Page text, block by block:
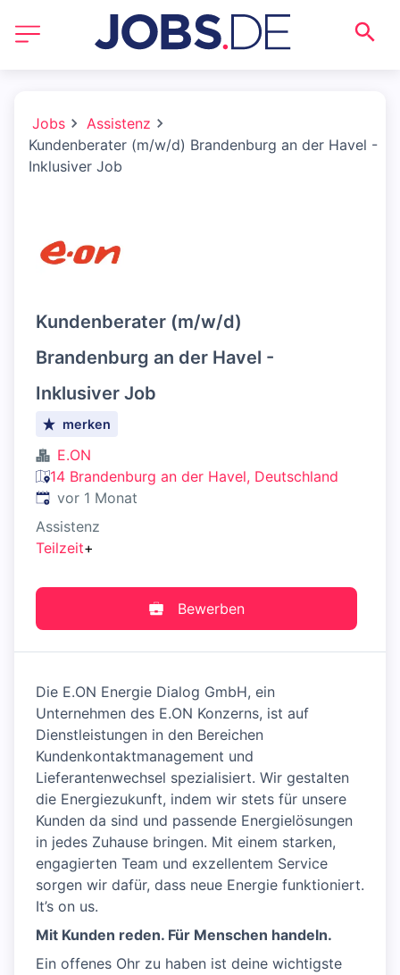
Jobs
Assistenz
Kundenberater (m/w/d) Brandenburg an der Havel -
Inklusiver Job
Kundenberater (m/w/d)
Brandenburg an der Havel -
Inklusiver Job
merken
E.ON
14 Brandenburg an der Havel, Deutschland
Veröffentlicht:
vor 1 Monat
Assistenz
Teilzeit+
Bewerben
Die E.ON Energie Dialog GmbH, ein
Unternehmen des E.ON Konzerns, ist auf
Dienstleistungen in den Bereichen
Kundenkontaktmanagement und
Lieferantenwechsel spezialisiert. Wir gestalten
die Energiezukunft, indem wir stets für unsere
Kunden da sind und passende Energielösungen
in jedes Zuhause bringen. Mit einem starken,
engagierten Team und exzellentem Service
sorgen wir dafür, dass neue Energie funktioniert.
It’s on us.
Mit Kunden reden. Für Menschen handeln. ​
Ein offenes Ohr zu haben ist deine wichtigste